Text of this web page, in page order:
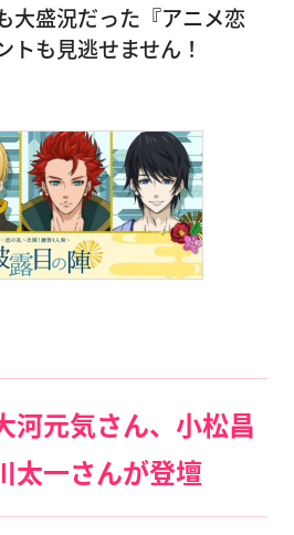
大盛況だった『アニメ恋
も見逃せません！
河元気さん、小松昌
太一さんが登壇